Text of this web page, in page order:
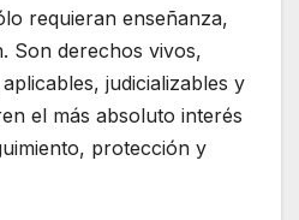
requieran enseñanza,
Son derechos vivos,
judicializables y
el más absoluto interés
protección y